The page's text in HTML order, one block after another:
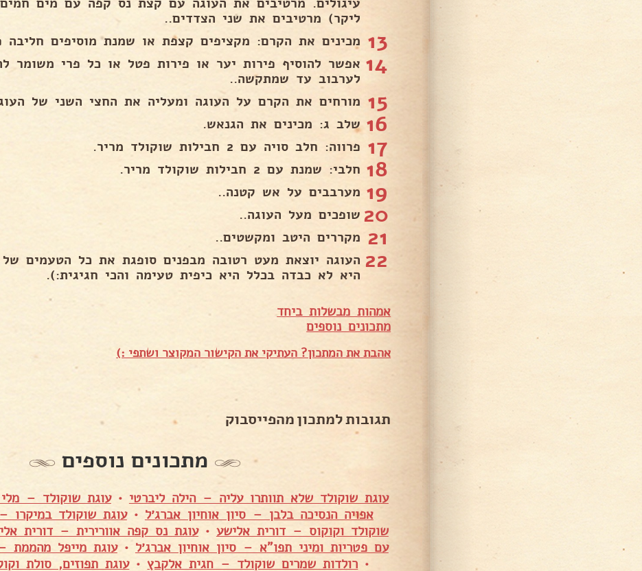
ליקר) מרטיבים את שני הצדדים..
13 מכינים את הקרם: מקציפים קצפת או שמנת מוסיפים חליבה
14 אפשר להוסיף פירות יער או פירות פטל או כל פרי משומר
לערבוב עד שמתקשה..
15 מורחים את הקרם על העוגה ומעליה את החצי השני של
16 שלב ג: מכינים את הגנאש.
17 פרווה: חלב סויה עם 2 חבילות שוקולד מריר.
18 חלבי: שמנת עם 2 חבילות שוקולד מריר.
19 מערבבים על אש קטנה..
20 שופכים מעל העוגה..
21 מקררים היטב ומקשטים..
22 העוגה יוצאת מעט רטובה מבפנים סופגת את כל הטעמים
היא לא כבדה בכלל היא כיפית טעימה והכי חגיגית:).
אמהות מבשלות ביחד
מתכונים נוספים
אהבת את המתכון? העתיקי את הקישור המקוצר ושתפי :)
תגובות למתכון מהפייסבוק
מתכונים נוספים
עוגת שוקולד שלא תוותרו עליה – הילה ליברטי •עוגת שוקולד –
אפויה הנסיכה בלבן – סיון אוחיון אברג׳ל •עוגת שוקולד במיקרו
שוקולד וקוקוס – דורית אלישע •עוגת נס קפה אוורירית – דורית
עם פטריות ומיני תפו"א – סיון אוחיון אברג׳ל •עוגת מייפל מהממת
• רולדות שמרים שוקולד – חגית אלקבץ•עוגת תפוזים, סולת